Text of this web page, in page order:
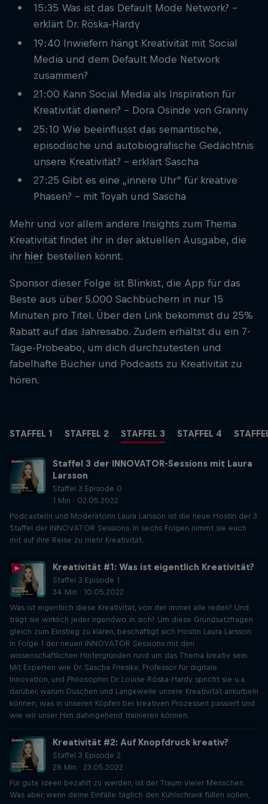
15:35 Was ist das Default Mode Network? -
erklärt Dr. Röska-Hardy
19:40 Inwiefern hängt Kreativität mit Social
Media und dem Default Mode Network
zusammen?
21:00 Kann Social Media als Inspiration für
Kreativität dienen? - Dora Osinde von Granny
25:10 Wie beeinflusst das semantische,
episodische und autobiografische Gedächtnis
unsere Kreativität? - erklärt Sascha
27:25 Gibt es eine „innere Uhr” für kreative
Phasen? - mit Toyah und Sascha
Mehr und vor allem andere Insights zum Thema
Kreativität findet ihr in der aktuellen Ausgabe, die
ihr hier bestellen könnt.
Sponsor dieser Folge ist Blinkist, die App für das
Beste aus über 5.000 Sachbüchern in nur 15
Minuten pro Titel. Über den Link bekommst du 25%
Rabatt auf das Jahresabo. Zudem erhältst du ein 7-
Tage-Probeabo, um dich durchzutesten und
fabelhafte Bücher und Podcasts zu Kreativität zu
hören.
STAFFEL 1 STAFFEL 2 STAFFEL 3 STAFFEL 4
Staffel 3 der INNOVATOR-Sessions mit Laura
Larsson
Staffel 3 Episode 0
1 Min · 02.05.2022
Podcasterin und Moderatorin Laura Larsson ist die neue Hostin der 3.
Staffel der INNOVATOR Sessions. In sechs Folgen nimmt sie euch
mit auf ihre Reise zu mehr Kreativität.
Kreativität #1: Was ist eigentlich Kreativität?
Staffel 3 Episode 1
34 Min · 10.05.2022
Was ist eigentlich diese Kreativität, von der immer alle reden? Und
trägt sie wirklich jeder irgendwo in sich? Um diese Grundsatzfragen
gleich zum Einstieg zu klären, beschäftigt sich Hostin Laura Larsson
in Folge 1 der neuen INNOVATOR Sessions mit den
wissenschaftlichen Hintergründen rund um das Thema kreativ sein.
Mit Experten wie Dr. Sascha Friesike, Professor für digitale
Innovation, und Philosophin Dr. Louise Röska-Hardy spricht sie u.a.
darüber, warum Duschen und Langeweile unsere Kreativität ankurbeln
können, was in unseren Köpfen bei kreativen Prozessen passiert und
wie wir unser Hirn dahingehend trainieren können.
Kreativität #2: Auf Knopfdruck kreativ?
Staffel 3 Episode 2
28 Min · 23.05.2022
Für gute Ideen bezahlt zu werden, ist der Traum vieler Menschen.
Was aber, wenn deine Einfälle täglich den Kühlschrank füllen sollen,